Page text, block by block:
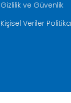
Gizlilik ve Güvenlik
Kişisel Veriler